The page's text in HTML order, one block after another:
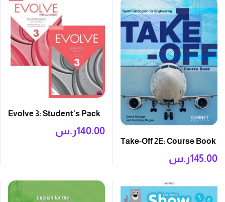
Take-Off 2E: Course Book
ر.س145.00
Evolve 3: Student’s Pack
ر.س140.00